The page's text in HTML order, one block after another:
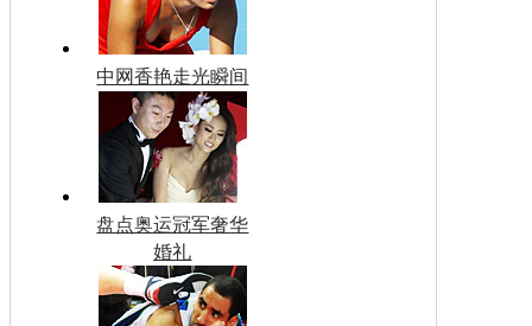
中网香艳走光瞬间
盘点奥运冠军奢华
婚礼